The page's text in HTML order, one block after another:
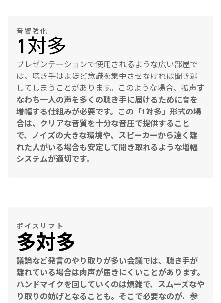
音響強化
1対多
プレゼンテーションで使用されるような広い部屋で
は、聴き手はよほど意識を集中させなければ聞き逃
してしまうことがあります。このような場合、拡声す
なわち一人の声を多くの聴き手に届けるために音を
増幅する仕組みが必要です。この「1対多」形式の場
合は、クリアな音質を十分な音圧で提供すること
で、ノイズの大きな環境や、スピーカーから遠く離
れた人がいる場合も安定して聞き取れるような増幅
システムが適切です。
ボイスリフト
多対多
議論など発言のやり取りが多い会議では、聴き手が
離れている場合は肉声が届きにくいことがあります。
ハンドマイクを回していくのは煩雑で、スムーズなや
り取りの妨げとなることも。そこで必要なのが、参